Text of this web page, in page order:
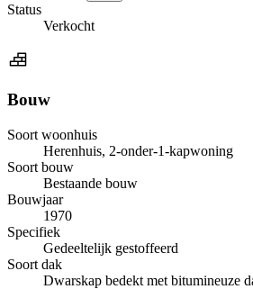
Status
Verkocht
Bouw
Soort woonhuis
Herenhuis, 2-onder-1-kapwoning
Soort bouw
Bestaande bouw
Bouwjaar
1970
Specifiek
Gedeeltelijk gestoffeerd
Soort dak
Dwarskap bedekt met bitumineuze